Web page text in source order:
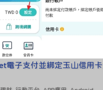
電子支付並綁定玉山信用